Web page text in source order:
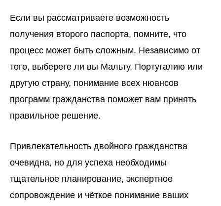
Если вы рассматриваете возможность
получения второго паспорта, помните, что
процесс может быть сложным. Независимо от
того, выберете ли вы Мальту, Португалию или
другую страну, понимание всех нюансов
программ гражданства поможет вам принять
правильное решение.
Привлекательность двойного гражданства
очевидна, но для успеха необходимы
тщательное планирование, экспертное
сопровождение и чёткое понимание ваших